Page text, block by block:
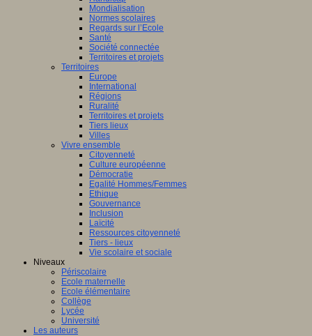
Mondialisation
Normes scolaires
Regards sur l’Ecole
Santé
Société connectée
Territoires et projets
Territoires
Europe
International
Régions
Ruralité
Territoires et projets
Tiers lieux
Villes
Vivre ensemble
Citoyenneté
Culture européenne
Démocratie
Egalité Hommes/Femmes
Ethique
Gouvernance
Inclusion
Laïcité
Ressources citoyenneté
Tiers - lieux
Vie scolaire et sociale
Niveaux
Périscolaire
Ecole maternelle
Ecole élémentaire
Collège
Lycée
Université
Les auteurs